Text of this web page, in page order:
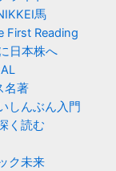
馬
First Reading
日本株へ
名著
しんぶん入門
く読む
ク未来